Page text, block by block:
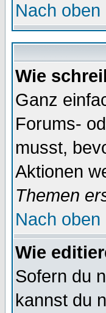
Nach oben
Wie
Ganz
Forums-
musst,
Aktionen
Themen
Nach oben
Wie
Sofern du
kannst du